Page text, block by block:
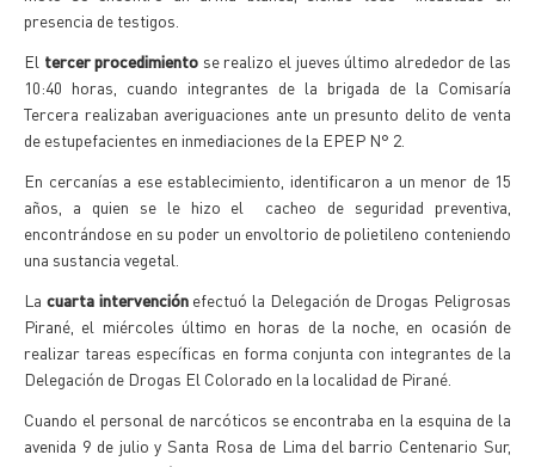
presencia de testigos.
El tercer procedimiento se realizo el jueves último alrededor de las
10:40 horas, cuando integrantes de la brigada de la Comisaría
Tercera realizaban averiguaciones ante un presunto delito de venta
de estupefacientes en inmediaciones de la EPEP N° 2.
En cercanías a ese establecimiento, identificaron a un menor de 15
años, a quien se le hizo el cacheo de seguridad preventiva,
encontrándose en su poder un envoltorio de polietileno conteniendo
una sustancia vegetal.
La cuarta intervenciónefectuó la Delegación de Drogas Peligrosas
Pirané, el miércoles último en horas de la noche, en ocasión de
realizar tareas específicas en forma conjunta con integrantes de la
Delegación de Drogas El Colorado en la localidad de Pirané.
Cuando el personal de narcóticos se encontraba en la esquina de la
avenida 9 de julio y Santa Rosa de Lima del barrio Centenario Sur,